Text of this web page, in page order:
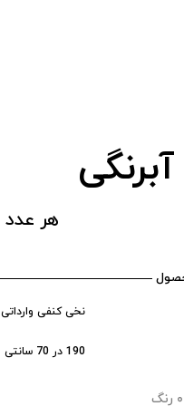
هر عدد ۴۱۳,۰۰۰ تومان
نخی کنفی وارداتی
190 در 70 سانتی متر